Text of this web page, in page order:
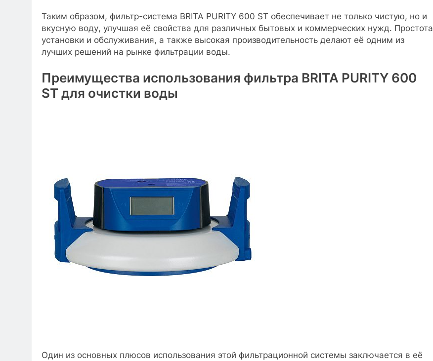
Таким образом, фильтр-система BRITA PURITY 600 ST обеспечивает не только чистую, но и
вкусную воду, улучшая её свойства для различных бытовых и коммерческих нужд. Простота
установки и обслуживания, а также высокая производительность делают её одним из
лучших решений на рынке фильтрации воды.
Преимущества использования фильтра BRITA PURITY 600
ST для очистки воды
Один из основных плюсов использования этой фильтрационной системы заключается в её